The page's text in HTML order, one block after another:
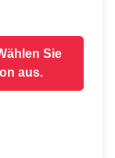
Sie
aus.